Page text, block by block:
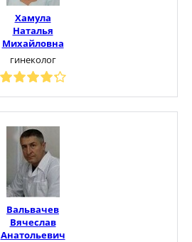
Хамула
Наталья
Михайловна
гинеколог
Вальвачев
Вячеслав
Анатольевич